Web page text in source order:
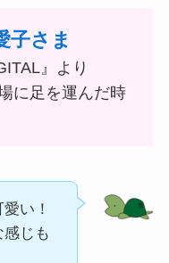
子さま
』より
に足を運んだ時
い！
じも